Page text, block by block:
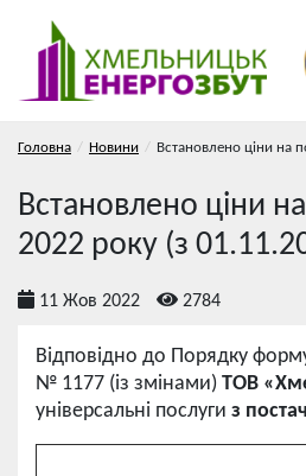
Головна Новини Встановлено ціни на
Встановлено ціни
2022 року (з
11 Жов 2022 2784
Відповідно до Порядку
№ 1177 (із змінами) ТОВ
універсальні послуги з